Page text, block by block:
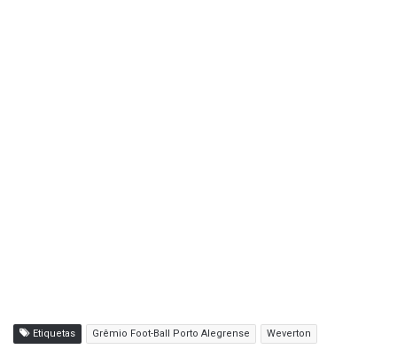
Etiquetas Grêmio Foot-Ball Porto Alegrense Weverton